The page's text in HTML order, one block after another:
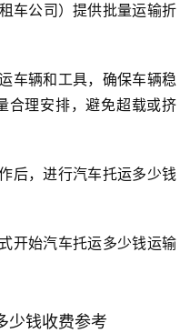
车公司）提供批量运输折
车辆和工具，确保车辆稳
合理安排，避免超载或挤
后，进行汽车托运多少钱
开始汽车托运多少钱运输
少钱收费参考